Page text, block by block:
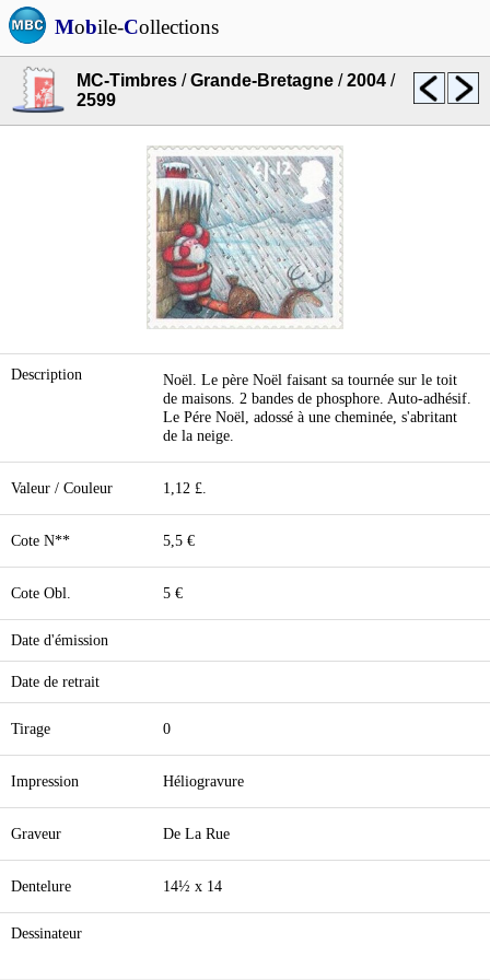
Mobile-Collections
MC-Timbres /Grande-Bretagne /2004 /
2599
Description
Noël. Le père Noël faisant sa tournée sur le toit
de maisons. 2 bandes de phosphore. Auto-adhésif.
Le Pére Noël, adossé à une cheminée, s'abritant
de la neige.
Valeur / Couleur 1,12 £.
Cote N** 5,5 €
Cote Obl. 5 €
Date d'émission
Date de retrait
Tirage 0
Impression Héliogravure
Graveur De La Rue
Dentelure 14½ x 14
Dessinateur